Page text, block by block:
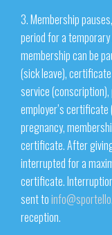
3. Membership
period for a
membership can be
(sick leave),
service
employer’s
pregnancy,
certificate. After
interrupted for a
certificate.
sent to
reception.